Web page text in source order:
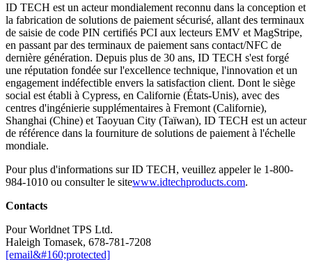
ID TECH est un acteur mondialement reconnu dans la conception et
la fabrication de solutions de paiement sécurisé, allant des terminaux
de saisie de code PIN certifiés PCI aux lecteurs EMV et MagStripe,
en passant par des terminaux de paiement sans contact/NFC de
dernière génération. Depuis plus de 30 ans, ID TECH s'est forgé
une réputation fondée sur l'excellence technique, l'innovation et un
engagement indéfectible envers la satisfaction client. Dont le siège
social est établi à Cypress, en Californie (États-Unis), avec des
centres d'ingénierie supplémentaires à Fremont (Californie),
Shanghai (Chine) et Taoyuan City (Taïwan), ID TECH est un acteur
de référence dans la fourniture de solutions de paiement à l'échelle
mondiale.
Pour plus d'informations sur ID TECH, veuillez appeler le 1-800-
984-1010 ou consulter le sitewww.idtechproducts.com.
Contacts
Pour Worldnet TPS Ltd.
Haleigh Tomasek, 678-781-7208
[email&#160;protected]